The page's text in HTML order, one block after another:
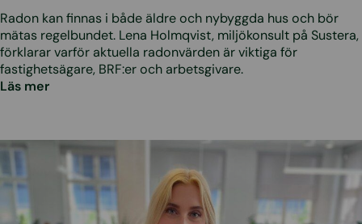
Radon kan finnas i både äldre och nybyggda hus och bör
mätas regelbundet. Lena Holmqvist, miljökonsult på Sustera,
förklarar varför aktuella radonvärden är viktiga för
fastighetsägare, BRF:er och arbetsgivare.
Läs mer